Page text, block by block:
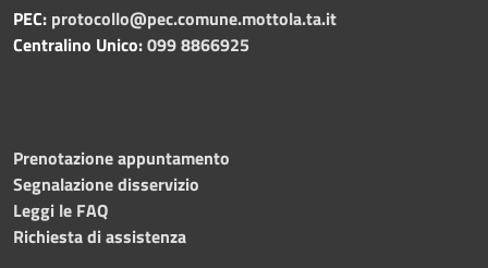
PEC: protocollo@pec.comune.mottola.ta.it
Centralino Unico:099 8866925
Prenotazione appuntamento
Segnalazione disservizio
Leggi le FAQ
Richiesta di assistenza